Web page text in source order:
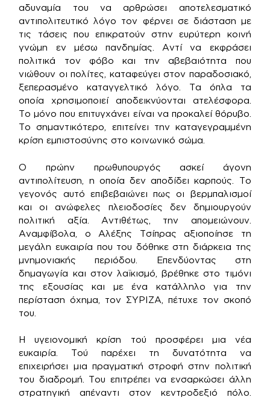
αδυναμία του να αρθρώσει αποτελεσματικό
αντιπολιτευτικό λόγο τον φέρνει σε διάσταση με
τις τάσεις που επικρατούν στην ευρύτερη κοινή
γνώμη εν μέσω πανδημίας. Αντί να εκφράσει
πολιτικά τον φόβο και την αβεβαιότητα που
νιώθουν οι πολίτες, καταφεύγει στον παραδοσιακό,
ξεπερασμένο καταγγελτικό λόγο. Τα όπλα τα
οποία χρησιμοποιεί αποδεικνύονται ατελέσφορα.
Το μόνο που επιτυγχάνει είναι να προκαλεί θόρυβο.
Το σημαντικότερο, επιτείνει την καταγεγραμμένη
κρίση εμπιστοσύνης στο κοινωνικό σώμα.
Ο πρώην πρωθυπουργός ασκεί άγονη
αντιπολίτευση, η οποία δεν αποδίδει καρπούς. Το
γεγονός αυτό επιβεβαιώνει πως οι βερμπαλισμοί
και οι ανώφελες πλειοδοσίες δεν δημιουργούν
πολιτική αξία. Αντιθέτως, την απομειώνουν.
Αναμφίβολα, ο Αλέξης Τσίπρας αξιοποίησε τη
μεγάλη ευκαιρία που του δόθηκε στη διάρκεια της
μνημονιακής περιόδου. Επενδύοντας στη
δημαγωγία και στον λαϊκισμό, βρέθηκε στο τιμόνι
της εξουσίας και με ένα κατάλληλο για την
περίσταση όχημα, τον ΣΥΡΙΖΑ, πέτυχε τον σκοπό
του.
Η υγειονομική κρίση τού προσφέρει μια νέα
ευκαιρία. Τού παρέχει τη δυνατότητα να
επιχειρήσει μια πραγματική στροφή στην πολιτική
του διαδρομή. Του επιτρέπει να ενσαρκώσει άλλη
στρατηγική απέναντι στον κεντροδεξιό πόλο.